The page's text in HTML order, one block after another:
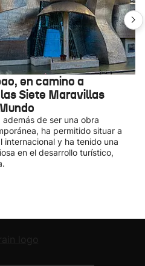
en camino a
Siete Maravillas
además de ser una obra
ha permitido situar a
internacional y ha tenido una
en el desarrollo turístico,